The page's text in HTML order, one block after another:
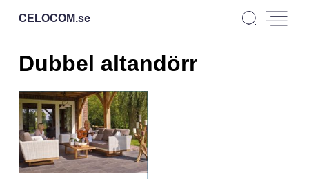
CELOCOM.se
Dubbel altandörr